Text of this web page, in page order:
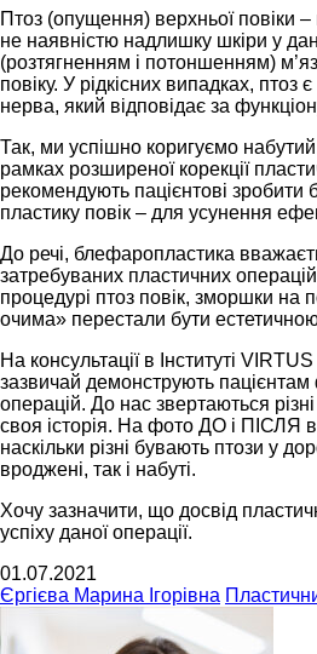
Птоз (опущення) верхньої повіки
не наявністю надлишку шкіри у
(розтягненням і потоншенням)
повіку. У рідкісних випадках, птоз
нерва, який відповідає за
Так, ми успішно коригуємо
рамках розширеної корекції
рекомендують пацієнтові зробити
пластику повік – для усунення
До речі, блефаропластика
затребуваних пластичних
процедурі птоз повік, зморшки на
очима» перестали бути
На консультації в Інституті
зазвичай демонструють
операцій. До нас звертаються
своя історія. На фото ДО і ПІСЛЯ
наскільки різні бувають птози у
вроджені, так і набуті.
Хочу зазначити, що досвід
успіху даної операції.
01.07.2021
Єргієва Марина Ігорівна